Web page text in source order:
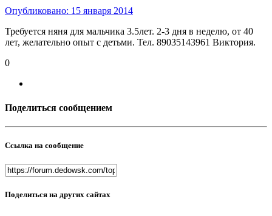
Опубликовано: 15 января 2014
Требуется няня для мальчика 3.5лет. 2-3 дня в неделю, от 40
лет, желательно опыт с детьми. Тел. 89035143961 Виктория.
0
Поделиться сообщением
Ссылка на сообщение
Поделиться на других сайтах